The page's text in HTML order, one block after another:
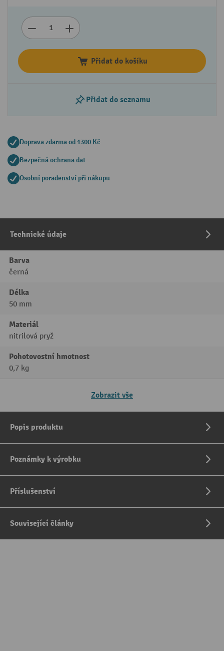
Přidat do košíku
Přidat do seznamu
Doprava zdarma od 1300 Kč
Bezpečná ochrana dat
Osobní poradenství při nákupu
Technické údaje
Barva
černá
Délka
50 mm
Materiál
nitrilová pryž
Pohotovostní hmotnost
0,7 kg
Zobrazit vše
Popis produktu
Poznámky k výrobku
Příslušenství
Související články